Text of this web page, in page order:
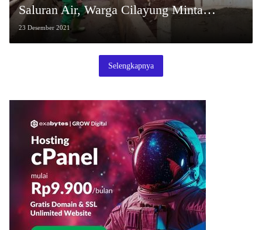
Saluran Air, Warga Cilayung Minta
Perbaikan
23 Desember 2021
Selengkapnya